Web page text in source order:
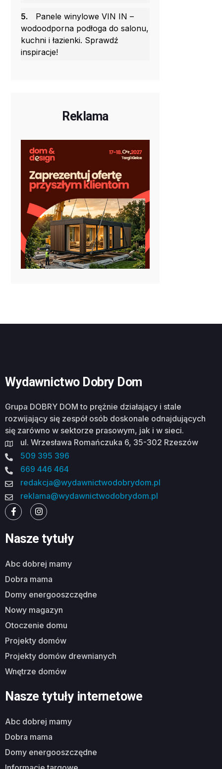
5.
Panele winylowe VIN IN –
wodoodporna podłoga do salonu,
kuchni i łazienki. Sprawdź
inspiracje!
Reklama
Wydawnictwo Dobry Dom
Grupa DOBRY DOM to prężnie działający i stale
rozwijający się zespół osób doskonale odnajdujących
się zarówno w sektorze prasowym, jak i w sieci.
ul. Wrzesława Romańczuka 6, 35-302 Rzeszów
509 395 396
669 446 464
redakcja@wydawnictwodobrydom.pl
reklama@wydawnictwodobrydom.pl
Nasze tytuły
abc dobrej mamy
dobra mama
domy energooszczędne
nowy magazyn
otoczenie domu
projekty domów
projekty domów drewnianych
wnętrze domów
Nasze tytuły internetowe
abc dobrej mamy
dobra mama
domy energooszczędne